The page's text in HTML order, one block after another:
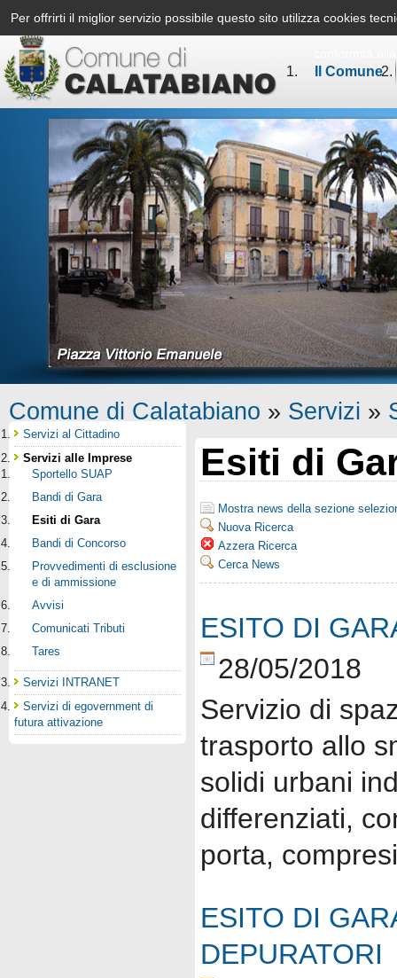
Per offrirti il miglior servizio possibile questo sito utilizza cookies
Il Comune
Comune di Calatabiano » Servizi »
Esiti di
Mostra news della sezione
Nuova Ricerca
Azzera Ricerca
Cerca News
ESITO DI
28/05/2018
Servizio di
trasporto allo
solidi urbani
differenziati,
porta,
ESITO DI
DEPURATORI
Servizi al Cittadino
Servizi alle Imprese
Sportello SUAP
Bandi di Gara
Esiti di Gara
Bandi di Concorso
Provvedimenti di esclusione
e di ammissione
Avvisi
Comunicati Tributi
Tares
Servizi INTRANET
Servizi di egovernment di
futura attivazione